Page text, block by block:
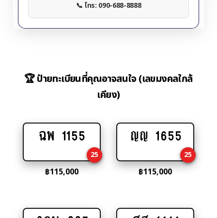
📞 โทร: 090-688-8888
🏆 ป้ายทะเบียนที่คุณอาจสนใจ (เลขมงคลใกล้
เคียง)
Add
cart
ฉพ 1155
25
฿115,000
Add
cart
ญญ 1655
25
฿115,000